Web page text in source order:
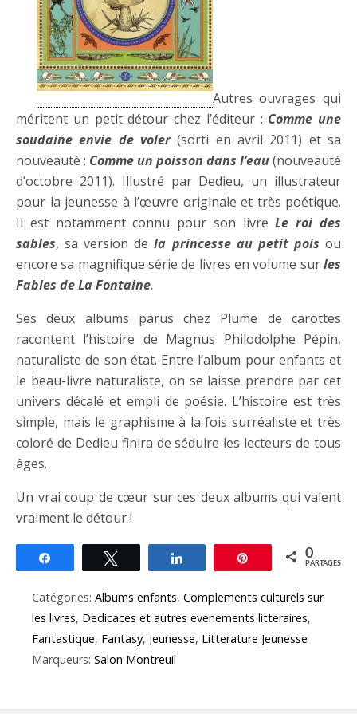
Autres ouvrages qui
méritent un petit détour chez l’éditeur : Comme une
soudaine envie de voler(sorti en avril 2011) et sa
nouveauté : Comme un poisson dans l’eau(nouveauté
d’octobre 2011). Illustré par Dedieu, un illustrateur
pour la jeunesse à l’œuvre originale et très poétique.
Il est notamment connu pour son livreLe roi des
sables, sa version dela princesse au petit pois ou
encore sa magnifique série de livres en volume surles
Fables de La Fontaine.
Ses deux albums parus chez Plume de carottes
racontent l’histoire de Magnus Philodolphe Pépin,
naturaliste de son état. Entre l’album pour enfants et
le beau-livre naturaliste, on se laisse prendre par cet
univers décalé et empli de poésie. L’histoire est très
simple, mais le graphisme à la fois surréaliste et très
coloré de Dedieu finira de séduire les lecteurs de tous
âges.
Un vrai coup de cœur sur ces deux albums qui valent
vraiment le détour !
Épingle 0
PARTAGES
Catégories: Albums enfants, Complements culturels sur
les livres, Dedicaces et autres evenements litteraires,
Fantastique, Fantasy, Jeunesse, Litterature Jeunesse
Marqueurs: Salon Montreuil